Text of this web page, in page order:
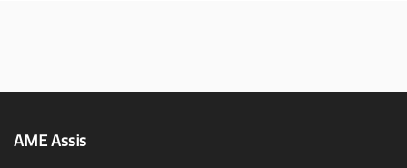
AME Assis